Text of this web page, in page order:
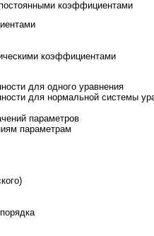
коэффициентами
коэффициентами
для одного уравнения
для нормальной системы
параметров
параметрам